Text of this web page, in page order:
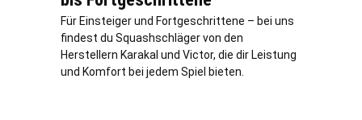
Für Einsteiger und Fortgeschrittene – bei uns
findest du Squashschläger von den
Herstellern Karakal und Victor, die dir Leistung
und Komfort bei jedem Spiel bieten.